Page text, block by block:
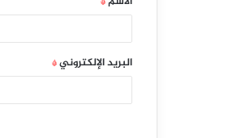
*
البريد الإلكتروني*